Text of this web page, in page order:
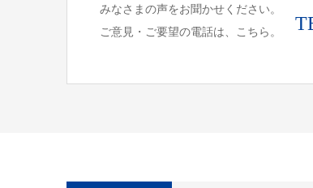
みなさまの声をお聞かせください。
ご意見・ご要望の電話は、こちら。